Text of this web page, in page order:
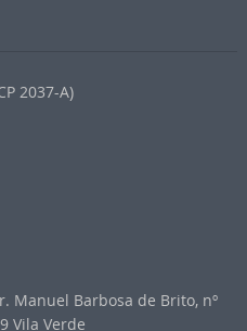
2037-A)
Manuel Barbosa de Brito, nº
Vila Verde